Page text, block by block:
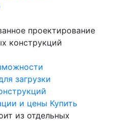
проектирование
конструкций
загрузки
и цены Купить
из отдельных